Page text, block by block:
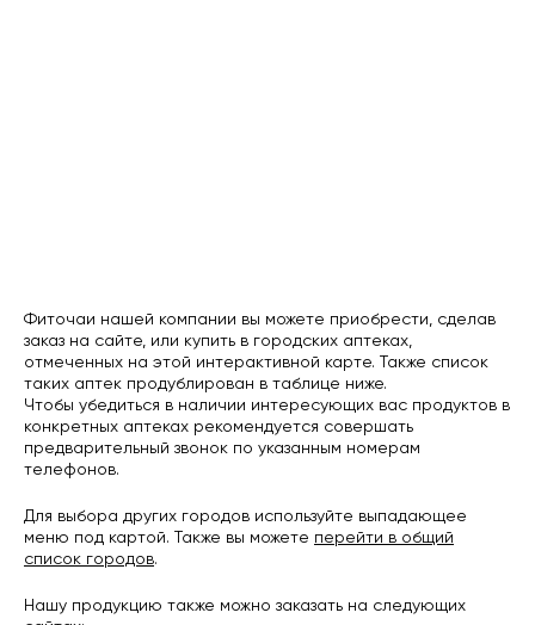
Фиточаи нашей компании вы можете приобрести, сделав
заказ на сайте, или купить в городских аптеках,
отмеченных на этой интерактивной карте. Также список
таких аптек продублирован в таблице ниже.
Чтобы убедиться в наличии интересующих вас продуктов в
конкретных аптеках рекомендуется совершать
предварительный звонок по указанным номерам
телефонов.
Для выбора других городов используйте выпадающее
меню под картой. Также вы можете перейти в общий
список городов.
Нашу продукцию также можно заказать на следующих